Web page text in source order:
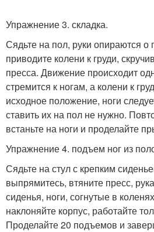
Упражнение 3. складка.
Сядьте на пол, руки опираются о
приводите колени к груди,
пресса. Движение происходит
стремится к ногам, а колени к
исходное положение, ноги
ставить их на пол не нужно.
встаньте на ноги и проделайте
Упражнение 4. подъем ног из
Сядьте на стул с крепким
выпрямитесь, втяните пресс,
сиденья, ноги, согнутые в
наклоняйте корпус, работайте
Проделайте 20 подъемов и